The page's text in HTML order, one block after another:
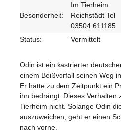
Besonderheit:
Im Tierheim
Reichstädt Tel
03504 611185
Status:
Vermittelt
Odin ist ein kastrierter
einem Beißvorfall seinen Weg
Er hatte zu dem Zeitpunkt ein
ihn bedrängt. Dieses Verhalten
Tierheim nicht. Solange Odin
auszuweichen, geht er einen
nach vorne.